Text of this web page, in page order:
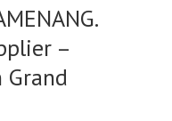
–
Grand